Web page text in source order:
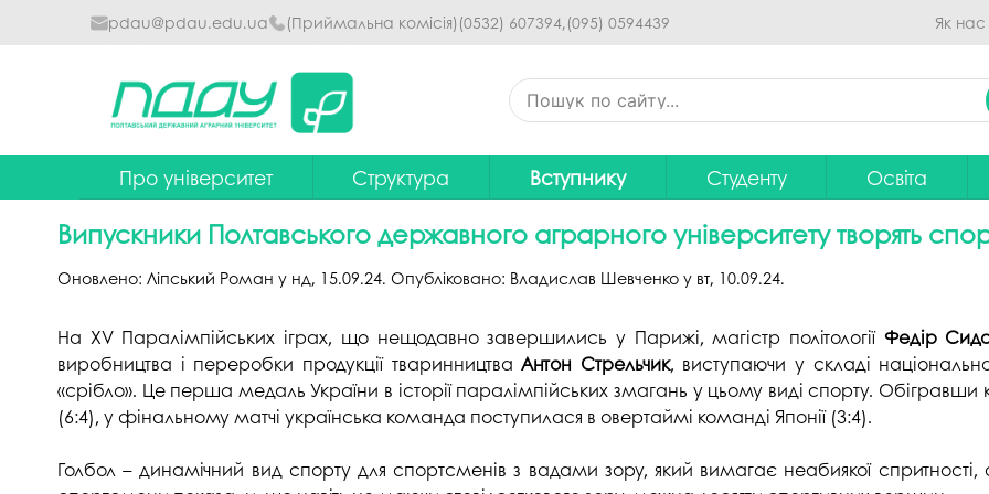
Перейти до основного
pdau@pdau.edu.ua (Приймальна комісія)(0532) 607394,(095) 0594439 Як нас
Про університет
Сталий розвиток
Політики університету
Історія
Гімн ПДАУ
Структура
Факультети та інститути
Кафедри
Коледжі
Бібліотека
Вступнику
Підготовчі курси
Зимовий вступ
Студенту
Дистанційне навчання
Оплата за навчання
Практика
Студентський Сенат
Освіта
Графік
Положення про
Громадське
Випускники Полтавського державного аграрного університету творять
Оновлено: Ліпський Роман у нд, 15.09.24. Опубліковано: Владислав Шевченко у вт, 10.09.24.
На XV Паралімпійських іграх, що нещодавно завершились у Парижі, магістр політології Федір
виробництва і переробки продукції тваринництваАнтон Стрельчик, виступаючи у складі
«срібло». Це перша медаль України в історії паралімпійських змагань у цьому виді спорту. Обігравши
(6:4), у фінальному матчі українська команда поступилася в овертаймі команді Японії (3:4).
Голбол – динамічний вид спорту для спортсменів з вадами зору, який вимагає неабиякої спритності,